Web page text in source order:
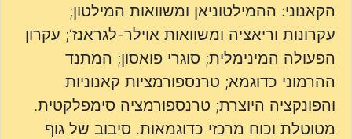
הקאנוני: ההמילטוניאן ומשוואות המילטון;
עקרונות וריאציה ומשוואות אוילר-לגראנז‘; עקרון
הפעולה המינימלית; סוגרי פואסון; המתנד
ההרמוני כדוגמא; טרנספורמציות קאנוניות
והפונקציה היוצרת; טרנספורמציה סימפלקטית.
מטוטלת וכוח מרכזי כדוגמאות. סיבוב של גוף